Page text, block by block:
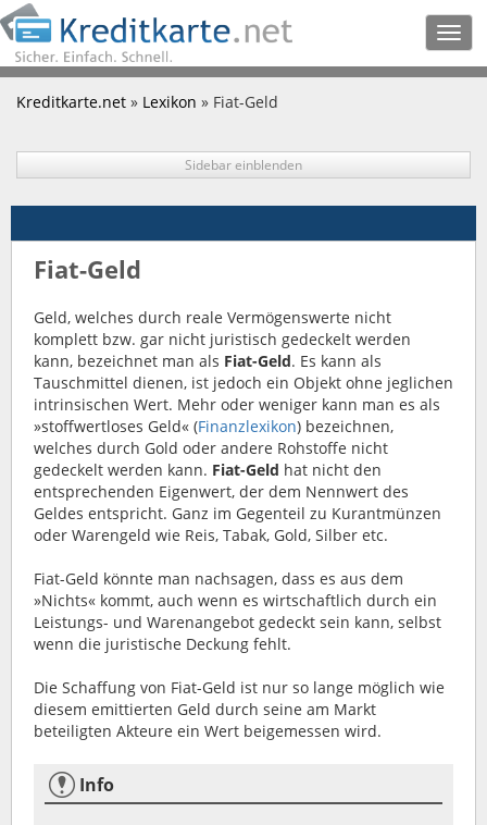
Kreditkarte.net » Lexikon » Fiat-Geld
Sidebar einblenden
Fiat-Geld
Geld, welches durch reale Vermögenswerte nicht
komplett bzw. gar nicht juristisch gedeckelt werden
kann, bezeichnet man als Fiat-Geld. Es kann als
Tauschmittel dienen, ist jedoch ein Objekt ohne jeglichen
intrinsischen Wert. Mehr oder weniger kann man es als
»stoffwertloses Geld« (Finanzlexikon) bezeichnen,
welches durch Gold oder andere Rohstoffe nicht
gedeckelt werden kann. Fiat-Geld hat nicht den
entsprechenden Eigenwert, der dem Nennwert des
Geldes entspricht. Ganz im Gegenteil zu Kurantmünzen
oder Warengeld wie Reis, Tabak, Gold, Silber etc.
Fiat-Geld könnte man nachsagen, dass es aus dem
»Nichts« kommt, auch wenn es wirtschaftlich durch ein
Leistungs- und Warenangebot gedeckt sein kann, selbst
wenn die juristische Deckung fehlt.
Die Schaffung von Fiat-Geld ist nur so lange möglich wie
diesem emittierten Geld durch seine am Markt
beteiligten Akteure ein Wert beigemessen wird.
Info